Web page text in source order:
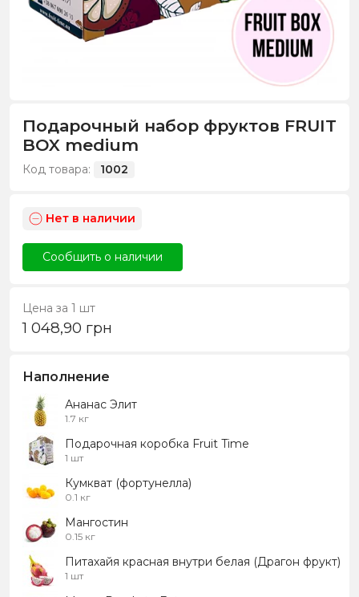
Подарочный набор фруктов FRUIT
BOX medium
Код товара: 1002
Нет в наличии
Сообщить о наличии
Цена за 1 шт
1 048,90 грн
Наполнение
Ананас Элит
1.7 кг
Подарочная коробка Fruit Time
1 шт
Кумкват (фортунелла)
0.1 кг
Мангостин
0.15 кг
Питахайя красная внутри белая (Драгон фрукт)
1 шт